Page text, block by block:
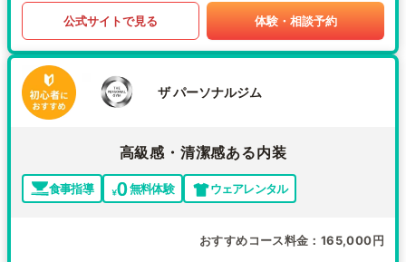
公式サイトで見る 体験・相談予約
ザ パーソナルジム
高級感・清潔感ある内装
食事指導 無料体験 ウェアレンタル
おすすめコース料金 165,000円